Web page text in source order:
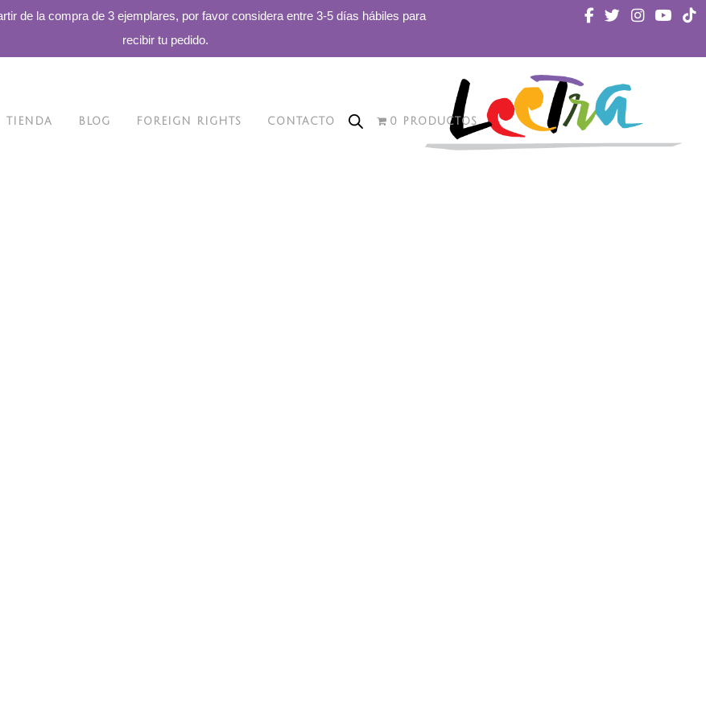
de la compra de 3 ejemplares, por favor considera entre 3-5 días hábiles para
recibir tu pedido.
TIENDA BLOG FOREIGN RIGHTS CONTACTO 0 PRODUCTOS